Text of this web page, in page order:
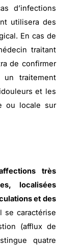
d’infections
utilisera des
En cas de
traitant
de confirmer
un traitement
et les
ou locale sur
très
localisées
et des
se caractérise
(afflux de
quatre